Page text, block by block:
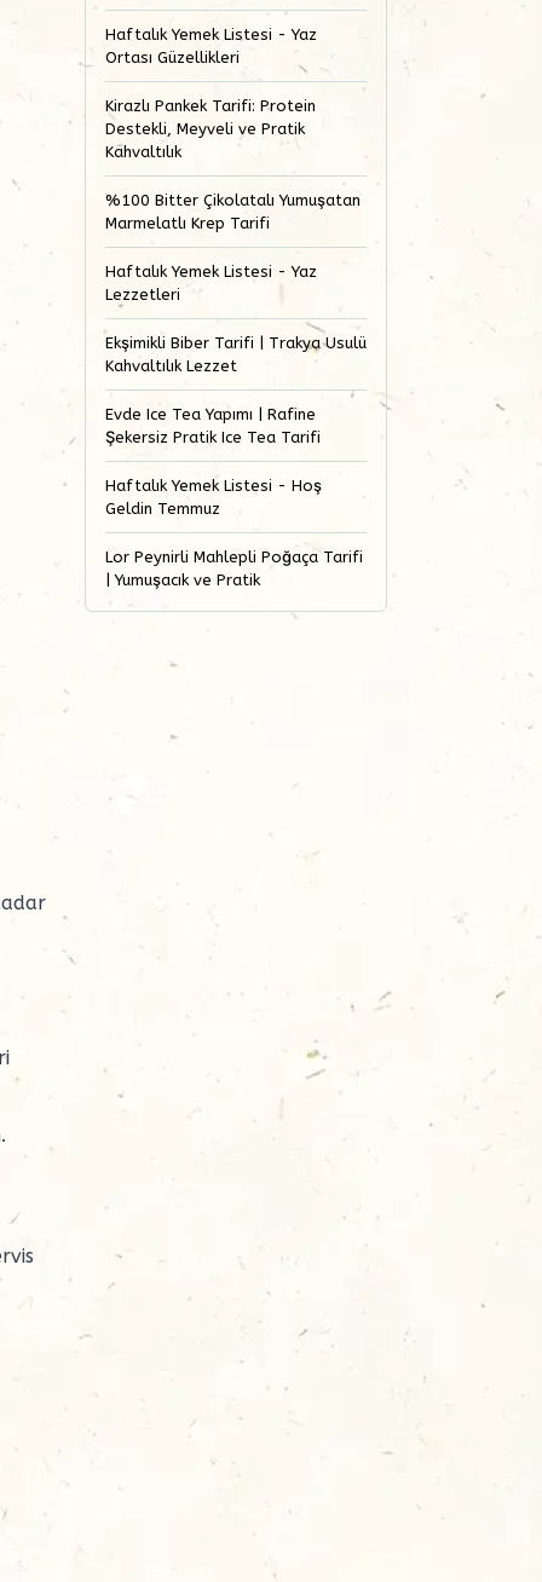
Haftalık Yemek Listesi - Yaz
Ortası Güzellikleri
Kirazlı Pankek Tarifi: Protein
Destekli, Meyveli ve Pratik
Kahvaltılık
%100 Bitter Çikolatalı Yumuşatan
Marmelatlı Krep Tarifi
Haftalık Yemek Listesi - Yaz
Lezzetleri
Ekşimikli Biber Tarifi | Trakya Usulü
Kahvaltılık Lezzet
Evde Ice Tea Yapımı | Rafine
Şekersiz Pratik Ice Tea Tarifi
Haftalık Yemek Listesi - Hoş
Geldin Temmuz
Lor Peynirli Mahlepli Poğaça Tarifi
| Yumuşacık ve Pratik